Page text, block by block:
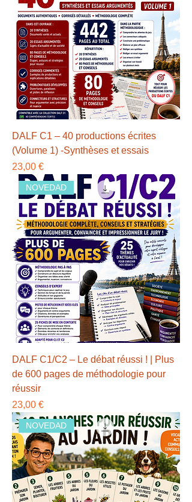
DALF C1 – 40 productions écrites
(Volume 1) -Synthèses et essais
Precio
23,00 €
NOVEDAD
DALF C1/C2 – Le débat réussi ! | Plus
de 600 pages de méthodologie pour
réussir
Precio
23,00 €
NOVEDAD